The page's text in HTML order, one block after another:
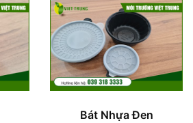
Bát Nhựa Đen